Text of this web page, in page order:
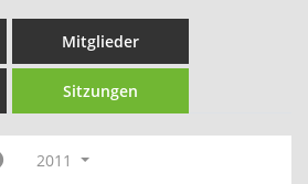
Mitglieder
Sitzungen
2011